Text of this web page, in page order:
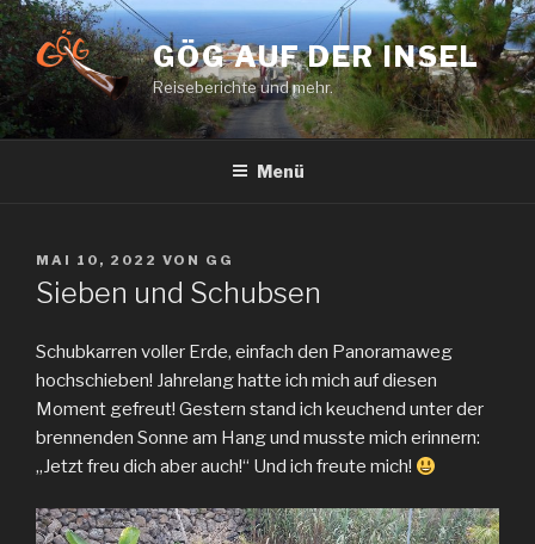
Zum
Inhalt
springen
GÖG AUF DER INSEL
Reiseberichte und mehr.
Menü
VERÖFFENTLICHT
AM
MAI 10, 2022 VON GG
Sieben und Schubsen
Schubkarren voller Erde, einfach den Panoramaweg
hochschieben! Jahrelang hatte ich mich auf diesen
Moment gefreut! Gestern stand ich keuchend unter der
brennenden Sonne am Hang und musste mich erinnern:
„Jetzt freu dich aber auch!“ Und ich freute mich!